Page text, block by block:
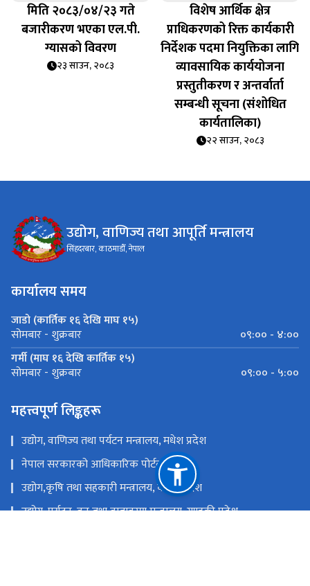
मिति २०८३/०४/२३ गते
बजारीकरण भएका एल.पी.
ग्यासको विवरण
२३ साउन, २०८३
विशेष आर्थिक क्षेत्र
प्राधिकरणको रिक्त कार्यकारी
निर्देशक पदमा नियुक्तिका लागि
व्यावसायिक कार्ययोजना
प्रस्तुतीकरण र अन्तर्वार्ता
सम्बन्धी सूचना (संशोधित
कार्यतालिका)
२२ साउन, २०८३
उद्योग, वाणिज्य तथा आपूर्ति मन्त्रालय
सिंहदरबार, काठमाडौँ, नेपाल
कार्यालय समय
जाडो (कार्तिक १६ देखि माघ १५)
सोमबार - शुक्रबार
०९:०० - ४:००
गर्मी (माघ १६ देखि कार्तिक १५)
सोमबार - शुक्रबार ०९:०० - ५:००
महत्त्वपूर्ण लिङ्कहरू
उद्योग, वाणिज्य तथा पर्यटन मन्त्रालय, मधेश प्रदेश
नेपाल सरकारको आधिकारिक पोर्टल
उद्योग,कृषि तथा सहकारी मन्त्रालय, कोशी प्रदेश
उद्योग, पर्यटन, वन तथा वातावरण मन्त्रालय, गण्डकी प्रदेश